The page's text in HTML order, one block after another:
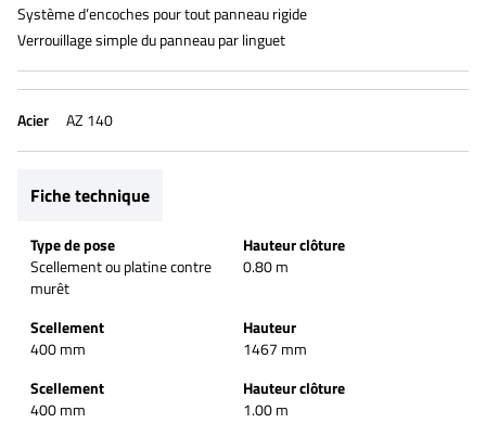
Système d’encoches pour tout panneau rigide
Verrouillage simple du panneau par linguet
Acier AZ 140
Fiche technique
Type de pose
Scellement ou platine contre
murêt
Hauteur clôture
0.80 m
Scellement
400 mm
Hauteur
1467 mm
Scellement
400 mm
Hauteur clôture
1.00 m